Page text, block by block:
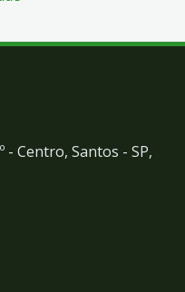
- Centro, Santos - SP,